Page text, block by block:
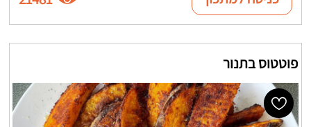
פוטטוס בתנור